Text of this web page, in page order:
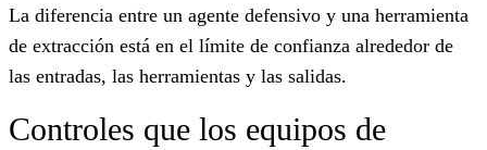
La diferencia entre un agente defensivo y una herramienta
de extracción está en el límite de confianza alrededor de
las entradas, las herramientas y las salidas.
Controles que los equipos de